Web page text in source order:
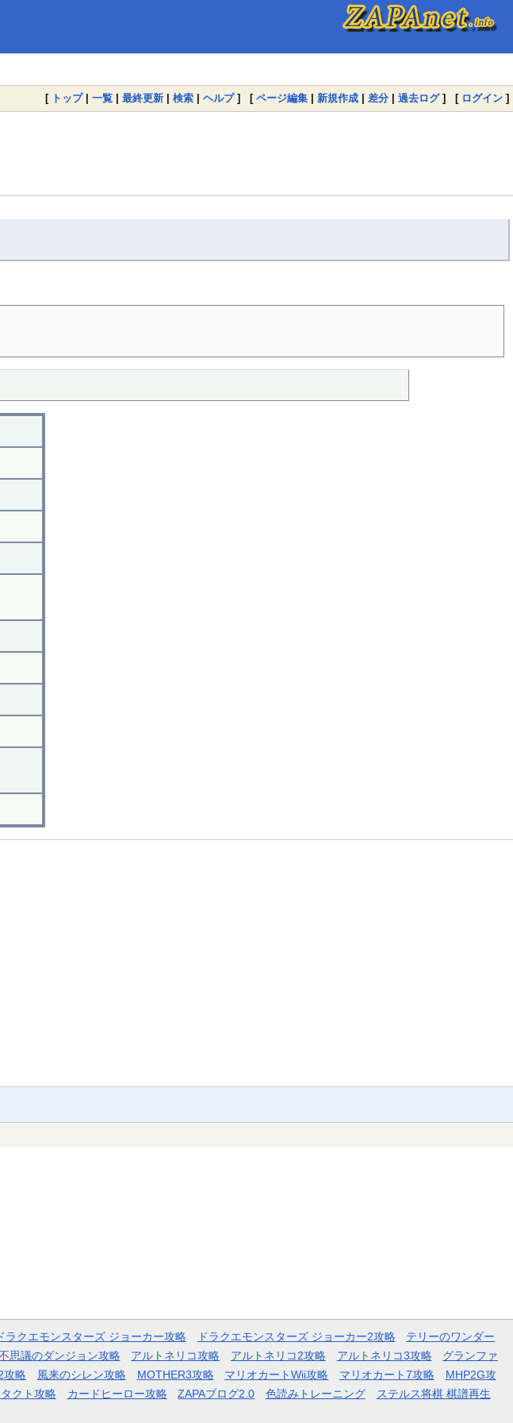
[ トップ| 一覧 | 最終更新 | 検索 | ヘルプ] [ ページ編集 | 新規作成 | 差分 | 過去ログ] [ ログイン ]
ラクエモンスターズ ジョーカー攻略 ドラクエモンスターズ ジョーカー2攻略
テリーのワンダー
思議のダンジョン攻略 アルトネリコ攻略 アルトネリコ2攻略 アルトネリコ3攻略
グランファ
攻略 風来のシレン攻略 MOTHER3攻略 マリオカートWii攻略 マリオカート7攻略
MHP2G攻
クト攻略 カードヒーロー攻略 ZAPAブログ2.0 色読みトレーニング
ステルス将棋 棋譜再生